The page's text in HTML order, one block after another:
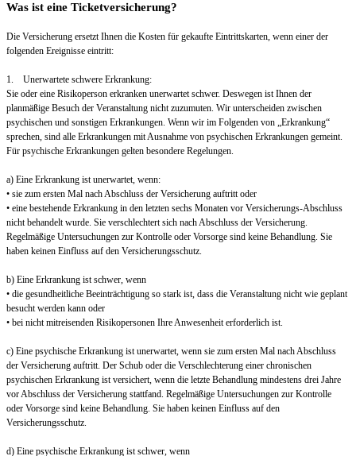
Was ist eine Ticketversicherung?
Die Versicherung ersetzt Ihnen die Kosten für gekaufte Eintrittskarten, wenn einer der
folgenden Ereignisse eintritt:
1. Unerwartete schwere Erkrankung:
Sie oder eine Risikoperson erkranken unerwartet schwer. Deswegen ist Ihnen der
planmäßige Besuch der Veranstaltung nicht zuzumuten. Wir unterscheiden zwischen
psychischen und sonstigen Erkrankungen. Wenn wir im Folgenden von „Erkrankung“
sprechen, sind alle Erkrankungen mit Ausnahme von psychischen Erkrankungen gemeint.
Für psychische Erkrankungen gelten besondere Regelungen.
a) Eine Erkrankung ist unerwartet, wenn:
• sie zum ersten Mal nach Abschluss der Versicherung auftritt oder
• eine bestehende Erkrankung in den letzten sechs Monaten vor Versicherungs-Abschluss
nicht behandelt wurde. Sie verschlechtert sich nach Abschluss der Versicherung.
Regelmäßige Untersuchungen zur Kontrolle oder Vorsorge sind keine Behandlung. Sie
haben keinen Einfluss auf den Versicherungsschutz.
b) Eine Erkrankung ist schwer, wenn
• die gesundheitliche Beeinträchtigung so stark ist, dass die Veranstaltung nicht wie geplant
besucht werden kann oder
• bei nicht mitreisenden Risikopersonen Ihre Anwesenheit erforderlich ist.
c) Eine psychische Erkrankung ist unerwartet, wenn sie zum ersten Mal nach Abschluss
der Versicherung auftritt. Der Schub oder die Verschlechterung einer chronischen
psychischen Erkrankung ist versichert, wenn die letzte Behandlung mindestens drei Jahre
vor Abschluss der Versicherung stattfand. Regelmäßige Untersuchungen zur Kontrolle
oder Vorsorge sind keine Behandlung. Sie haben keinen Einfluss auf den
Versicherungsschutz.
d) Eine psychische Erkrankung ist schwer, wenn